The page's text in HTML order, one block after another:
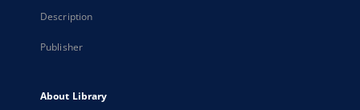
Description
Publisher
About Library